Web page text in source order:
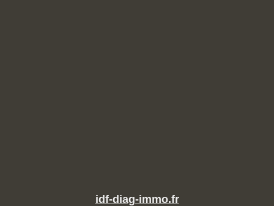
idf-diag-immo.fr